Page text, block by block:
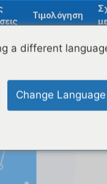
Τιμολόγηση
a different
Change Language